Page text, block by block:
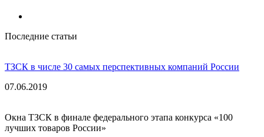
Последние статьи
ТЗСК в числе 30 самых перспективных компаний России
07.06.2019
Окна ТЗСК в финале федерального этапа конкурса «100
лучших товаров России»